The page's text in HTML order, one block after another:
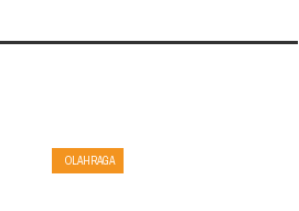
OLAHRAGA